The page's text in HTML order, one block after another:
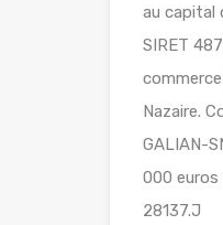
au capital
SIRET
Nazaire.
GALIAN-
000 euros
28137.J